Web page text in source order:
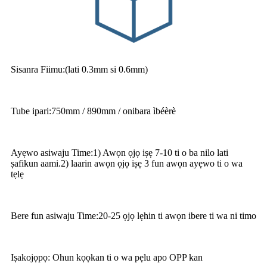
Sisanra Fiimu:(lati 0.3mm si 0.6mm)
Tube ipari:750mm / 890mm / onibara ìbéèrè
Ayẹwo asiwaju Time:1) Awọn ọjọ iṣẹ 7-10 ti o ba nilo lati
ṣafikun aami.2) laarin awọn ọjọ iṣẹ 3 fun awọn ayẹwo ti o wa
tẹlẹ
Bere fun asiwaju Time:20-25 ọjọ lẹhin ti awọn ibere ti wa ni timo
Iṣakojọpọ: Ohun kọọkan ti o wa pẹlu apo OPP kan